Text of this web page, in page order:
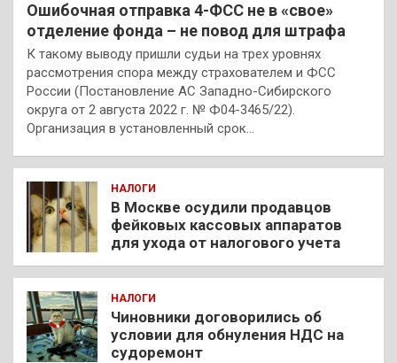
Ошибочная отправка 4-ФСС не в «свое»
отделение фонда – не повод для штрафа
К такому выводу пришли судьи на трех уровнях
рассмотрения спора между страхователем и ФСС
России (Постановление АС Западно-Сибирского
округа от 2 августа 2022 г. № Ф04-3465/22).
Организация в установленный срок…
НАЛОГИ
В Москве осудили продавцов
фейковых кассовых аппаратов
для ухода от налогового учета
НАЛОГИ
Чиновники договорились об
условии для обнуления НДС на
судоремонт